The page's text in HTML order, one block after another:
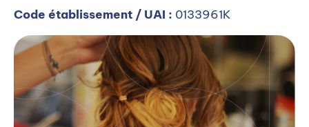
Code établissement / UAI : 0133961K